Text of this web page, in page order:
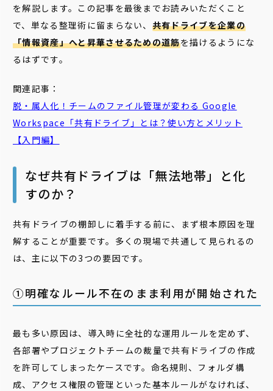
を解説します。この記事を最後までお読みいただくこと
で、単なる整理術に留まらない、 共有ドライブを企業の
「情報資産」へと昇華させるための道筋を描けるようにな
るはずです。
関連記事：
脱・属人化！チームのファイル管理が変わる Google
Workspace「共有 ドライブ 」とは？使い方とメリット
【入門編】
なぜ共有ドライブは「無法地帯」と化
すのか？
共有ドライブの棚卸しに着手する前に、まず根本原因を理
解することが重要です。多くの現場で共通して見られるの
は、主に以下の3つの要因です。
①明確なルール不在のまま利用が開始された
最も多い原因は、導入時に全社的な運用ルールを定めず、
各部署やプロジェクトチームの裁量で共有ドライブの作成
を許可してしまったケースです。命名規則、フォルダ構
成、アクセス権限の管理といった基本ルールがなければ、